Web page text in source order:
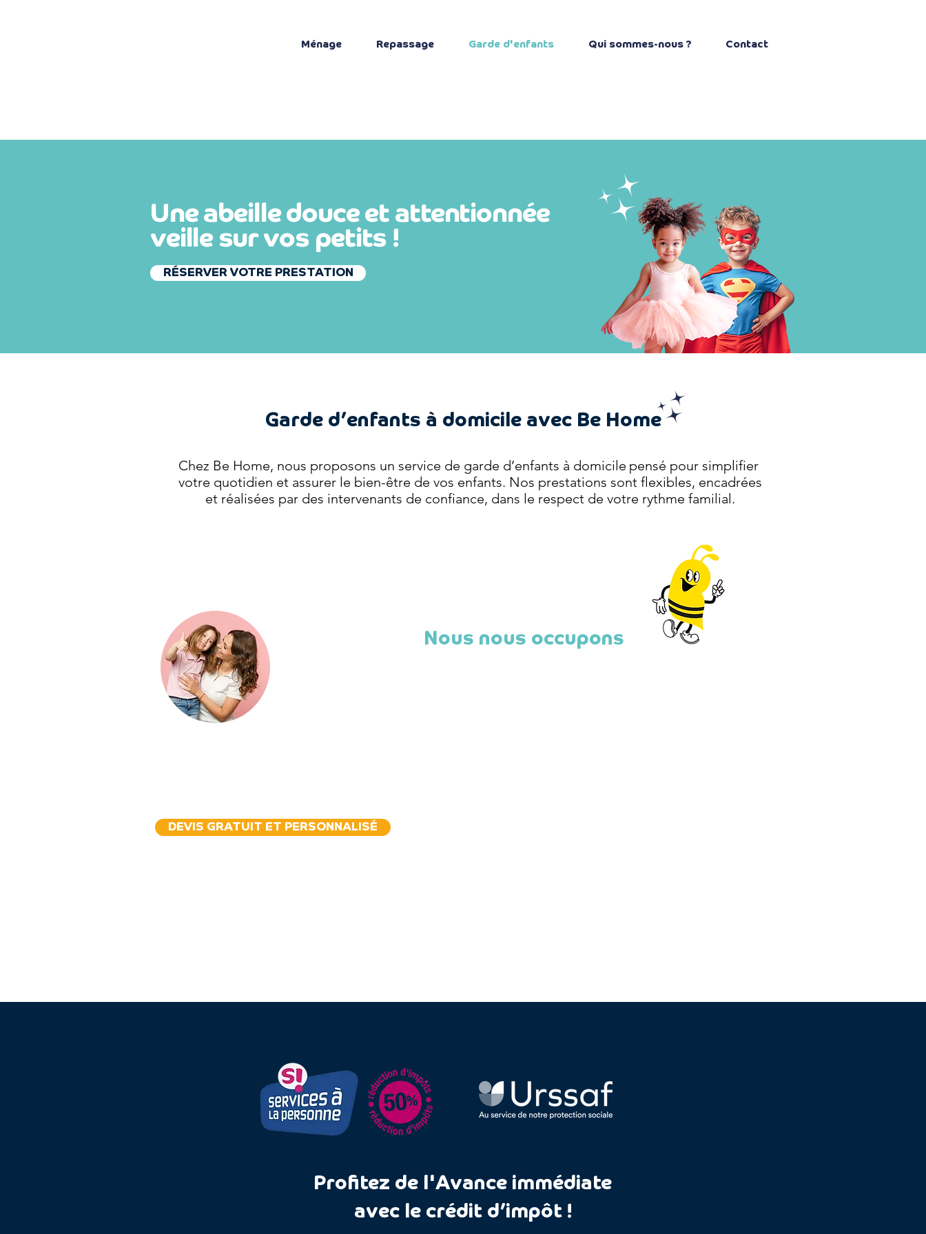
Ménage Repassage Garde d'enfants Qui sommes-nous ? Contact
Une abeille douceet attentionnée
veille sur vos petits !
RÉSERVER VOTRE PRESTATION
Garde d’enfants à domicile avec Be Home
Chez Be Home, nous proposons un service de garde d’enfants à domicile pensé pour simplifier
votre quotidien et assurer le bien-être de vos enfants. Nos prestations sont flexibles, encadrées
et réalisées par des intervenants de confiance, dans le respect de votre rythme familial.
DEVIS GRATUIT ET PERSONNALISÉ
Nous nous occupons
Profitez de l'Avance immédiate
avec le crédit d’impôt !